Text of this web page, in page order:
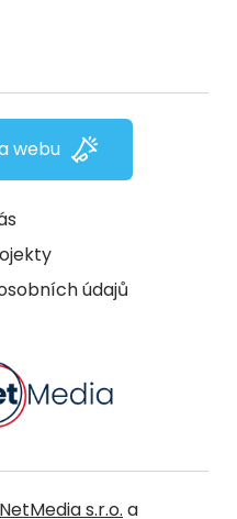
údajů
webu
s.r.o. a